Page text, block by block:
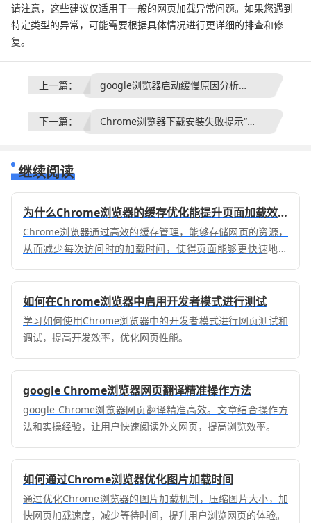
请注意，这些建议仅适用于一般的网页加载异常问题。如果您遇到
特定类型的异常，可能需要根据具体情况进行更详细的排查和修
复。
上一篇： google浏览器启动缓慢原因分析与优化
下一篇： Chrome浏览器下载安装失败提示“磁盘写入错误”怎么办
继续阅读
为什么Chrome浏览器的缓存优化能提升页面加载效率
Chrome浏览器通过高效的缓存管理，能够存储网页的资源，
从而减少每次访问时的加载时间，使得页面能够更快速地加
率。
如何在Chrome浏览器中启用开发者模式进行测试
学习如何使用Chrome浏览器中的开发者模式进行网页测试和
调试，提高开发效率，优化网页性能。
google Chrome浏览器网页翻译精准操作方法
google Chrome浏览器网页翻译精准高效。文章结合操作方
法和实操经验，让用户快速阅读外文网页，提高浏览效率。
如何通过Chrome浏览器优化图片加载时间
通过优化Chrome浏览器的图片加载机制，压缩图片大小，加
快网页加载速度，减少等待时间，提升用户浏览网页的体验。